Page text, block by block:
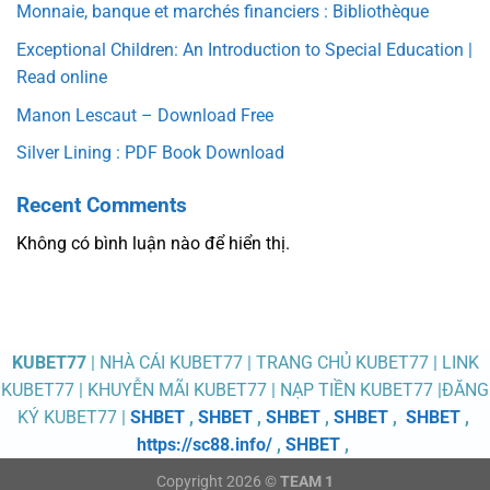
Monnaie, banque et marchés financiers : Bibliothèque
Exceptional Children: An Introduction to Special Education |
Read online
Manon Lescaut – Download Free
Silver Lining : PDF Book Download
Recent Comments
Không có bình luận nào để hiển thị.
KUBET77| NHÀ CÁI KUBET77 | TRANG CHỦ KUBET77 | LINK
KUBET77 | KHUYỄN MÃI KUBET77 | NẠP TIỀN KUBET77 |ĐĂNG
KÝ KUBET77 | SHBET, SHBET, SHBET, SHBET, SHBET,
https://sc88.info/ , SHBET ,
Copyright 2026 © TEAM 1